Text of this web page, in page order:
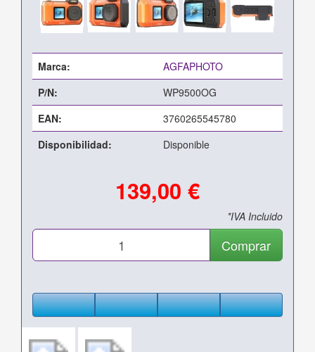
Marca:
AGFAPHOTO
P/N:
WP9500OG
EAN:
3760265545780
Disponibilidad:
Disponible
139,00 €
*IVA Incluido
Comprar